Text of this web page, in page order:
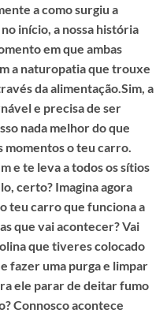
a como surgiu a
início, a nossa história
em que ambas
a naturopatia que trouxe
da alimentação.Sim, a
e precisa de ser
nada melhor do que
o teu carro.
e te leva a todos os sítios
certo? Imagina agora
teu carro que funciona a
que vai acontecer? Vai
que tiveres colocado
fazer uma purga e limpar
ele parar de deitar fumo
Connosco acontece